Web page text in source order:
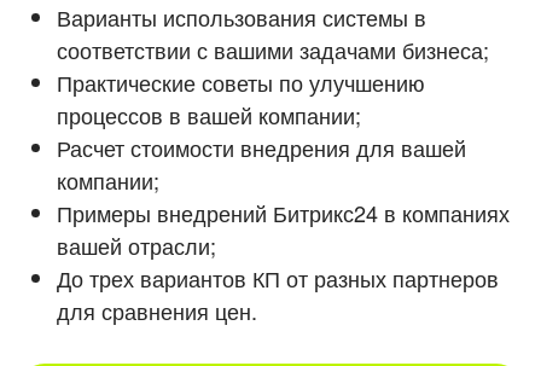
Варианты использования системы в
соответствии с вашими задачами бизнеса;
Практические советы по улучшению
процессов в вашей компании;
Расчет стоимости внедрения для вашей
компании;
Примеры внедрений Битрикс24 в компаниях
вашей отрасли;
До трех вариантов КП от разных партнеров
для сравнения цен.